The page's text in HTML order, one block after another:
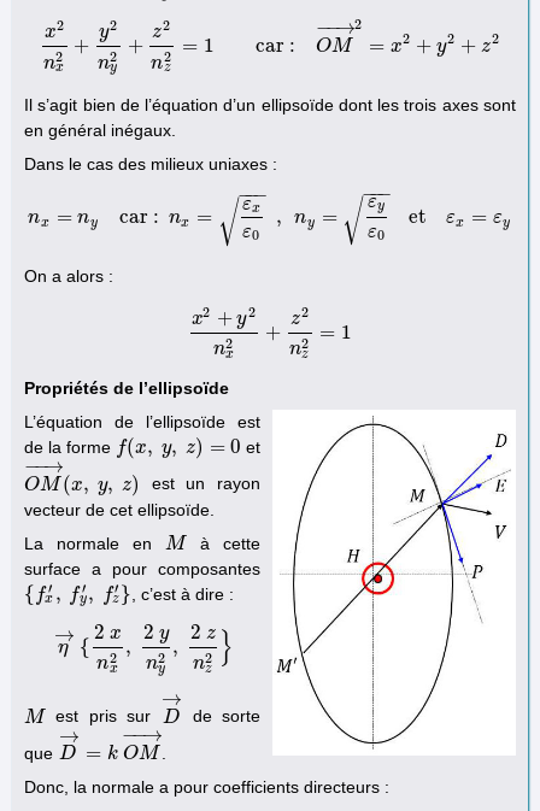
x2
n2
x
+
y2
n2
y
+
z2
n2
z
= 1 car : OM
−→
− 2
= x2 + y2 + z2
x2n x2+y2n y2 +z =1car : OM→ x2 +y2 +z 2
Il s’agit bien de l’équation d’un ellipsoïde dont les trois axes sont
en général inégaux.
Dans le cas des milieux uniaxes :
nx = ny car : nx =
εx
ε0
−−
−
√ , ny =
εy
ε0
−−
−
√ et εx = εy
x=ny car : nx ε x ε0 n y=εy ε0 et =εy
On a alors :
x2 + y2
n2
x
+
z2
n2
z
= 1
x2+y2nx 2+z 2nz 2=1
Propriétés de l’ellipsoïde
L’équation de l’ellipsoïde est
de la forme f(x, y, z) = 0
f(x, y z) =0
et
OM
−→
−
(x, y, z)
OM→(x, y, z )
est un rayon
vecteur de cet ellipsoïde.
La normale en M
M
à cette
surface a pour composantes
{ f ′
x , f′
y, f′
z}
{ x′, f ′, fz , c’est à dire :
η
→
{
2 x
n2
x
,
2 y
n2
y
,
2 z
n2
z }
η→ { 2 xnx , 2 yn y2, 2 z
M
M est pris sur D
→
D→
de sorte
que D
→
= k OM
−→
−
D→ =k O M→
Donc, la normale a pour coefficients directeurs :